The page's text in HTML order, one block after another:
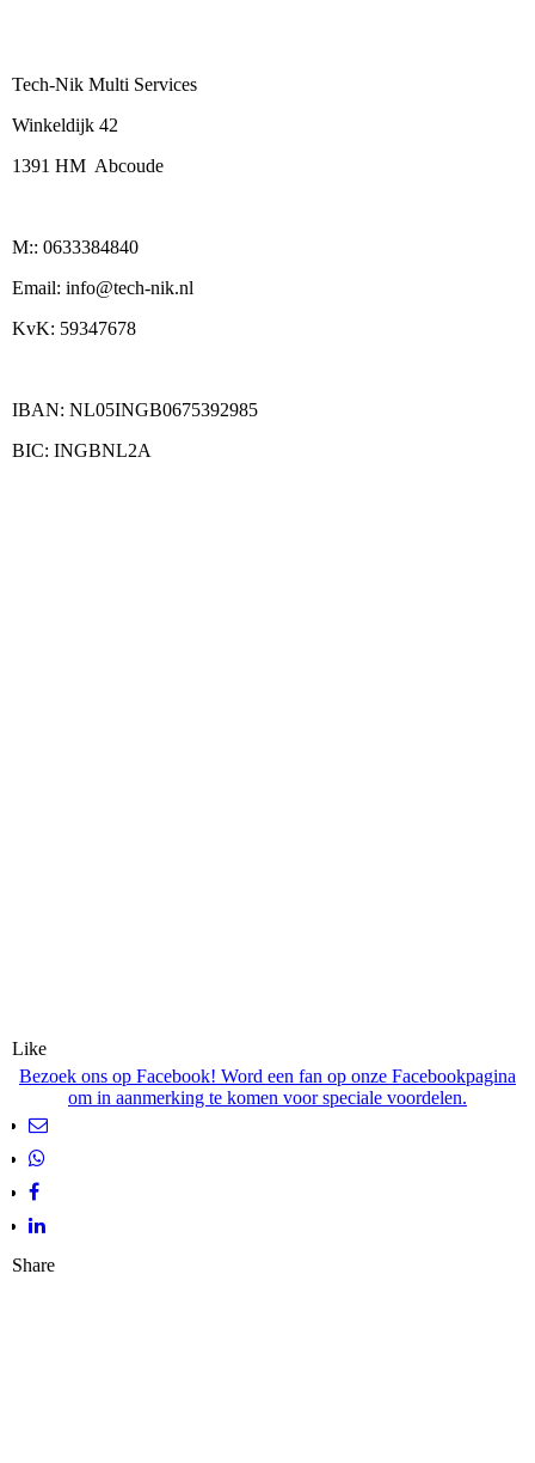
Tech-Nik Multi Services
Winkeldijk 42
1391 HM Abcoude
M:: 0633384840
Email: info@tech-nik.nl
KvK: 59347678
IBAN: NL05INGB0675392985
BIC: INGBNL2A
Like
Bezoek ons op Facebook! Word een fan op onze Facebookpagina
om in aanmerking te komen voor speciale voordelen.
Share